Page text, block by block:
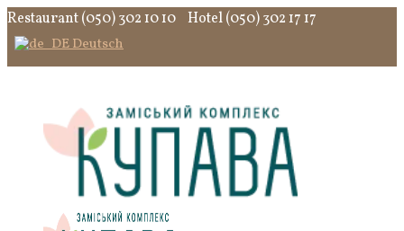
Restaurant (050) 302 10 10 Hotel (050) 302 17 17
Deutsch